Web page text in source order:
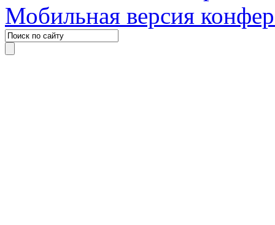
Мобильная версия